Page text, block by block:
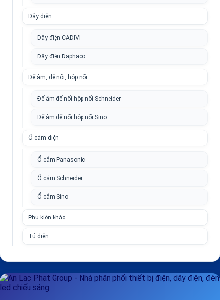
Dây điện
Dây điện CADIVI
Dây điện Daphaco
Đế âm, đế nổi, hộp nổi
Đế âm đế nổi hộp nổi Schneider
Đế âm đế nổi hộp nổi Sino
Ổ cắm điện
Ổ cắm Panasonic
Ổ cắm Schneider
Ổ cắm Sino
Phụ kiện khác
Tủ điện